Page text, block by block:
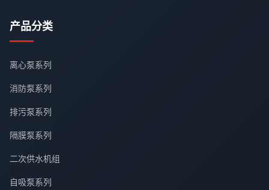
产品分类
离心泵系列
消防泵系列
排污泵系列
隔膜泵系列
二次供水机组
自吸泵系列